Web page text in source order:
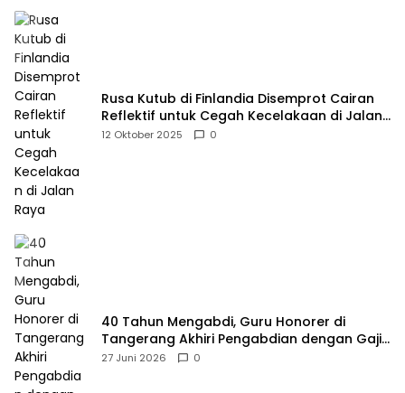
Rusa Kutub di Finlandia Disemprot Cairan
Reflektif untuk Cegah Kecelakaan di Jalan
Raya
12 Oktober 2025 0
40 Tahun Mengabdi, Guru Honorer di
Tangerang Akhiri Pengabdian dengan Gaji
Rp414 Ribu
27 Juni 2026 0